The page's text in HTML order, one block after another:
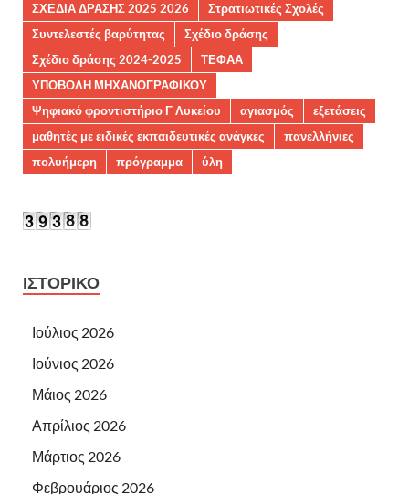
ΣΧΕΔΙΑ ΔΡΑΣΗΣ 2025 2026
Στρατιωτικές Σχολές
Συντελεστές βαρύτητας
Σχέδιο δράσης
Σχέδιο δράσης 2024-2025
ΤΕΦΑΑ
ΥΠΟΒΟΛΗ ΜΗΧΑΝΟΓΡΑΦΙΚΟΥ
Ψηφιακό φροντιστήριο Γ Λυκείου
αγιασμός
εξετάσεις
μαθητές με ειδικές εκπαιδευτικές ανάγκες
πανελλήνιες
πολυήμερη
πρόγραμμα ύλη
ΙΣΤΟΡΙΚΌ
Ιούλιος 2026
Ιούνιος 2026
Μάιος 2026
Απρίλιος 2026
Μάρτιος 2026
Φεβρουάριος 2026